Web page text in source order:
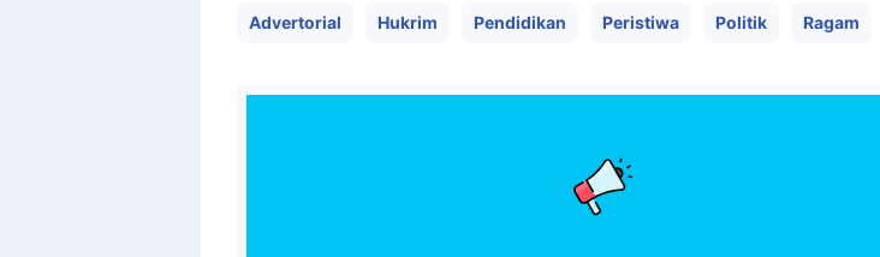
Advertorial Hukrim Pendidikan Peristiwa Politik Ragam